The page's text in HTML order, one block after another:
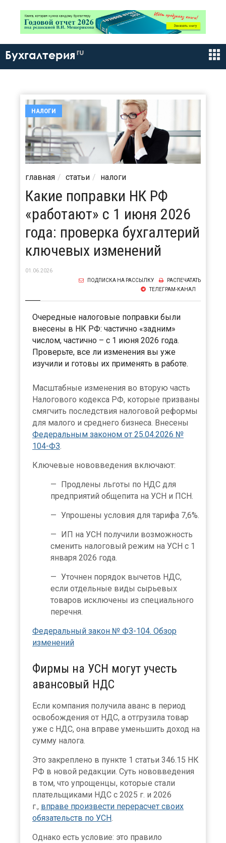
Бухгалтерия ru
НАЛОГИ
главная статьи налоги
Какие поправки НК РФ
«работают» с 1 июня 2026
года: проверка бухгалтерий
ключевых изменений
01.06.2026
РАСПЕЧАТАТЬ
ПОДПИСКА НА РАССЫЛКУ
ТЕЛЕГРАМ-КАНАЛ
Очередные налоговые поправки были
внесены в НК РФ: частично «задним»
числом, частично – с 1 июня 2026 года.
Проверьте, все ли изменения вы уже
изучили и готовы их применять в работе.
Масштабные изменения во вторую часть
Налогового кодекса РФ, которые призваны
смягчить последствия налоговой реформы
для малого и среднего бизнеса. Внесены
Федеральным законом от 25.04.2026 №
104-ФЗ
Ключевые нововведения включают:
Продлены льготы по НДС для
предприятий общепита на УСН и ПСН.
Упрошены условия для тарифа 7,6%.
ИП на УСН получили возможность
сменить налоговый режим на УСН с 1
января 2026 года.
Уточнен порядок вычетов НДС,
если отдельные виды сырьевых
товаров исключены из специального
перечня.
Федеральный закон № ФЗ-104. Обзор
изменений
Фирмы на УСН могут учесть
авансовый НДС
Если компания получила аванс в период
освобождения от НДС, а отгрузила товар
уже с НДС, она вправе уменьшить доход на
сумму налога.
Это закреплено в пункте 1 статьи 346.15 НК
РФ в новой редакции. Суть нововведения
в том, что упрощенцы, которые стали
плательщиками НДС с 2025 г. и 2026
г., вправе произвести перерасчет своих
обязательств по УСН
Однако есть условие: это правило